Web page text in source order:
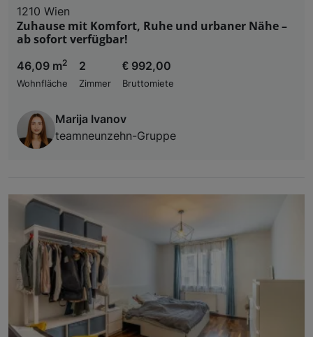
1210 Wien
Zuhause mit Komfort, Ruhe und urbaner Nähe –
ab sofort verfügbar!
46,09 m2
Wohnfläche
2
Zimmer
€ 992,00
Bruttomiete
Marija Ivanov
teamneunzehn-Gruppe